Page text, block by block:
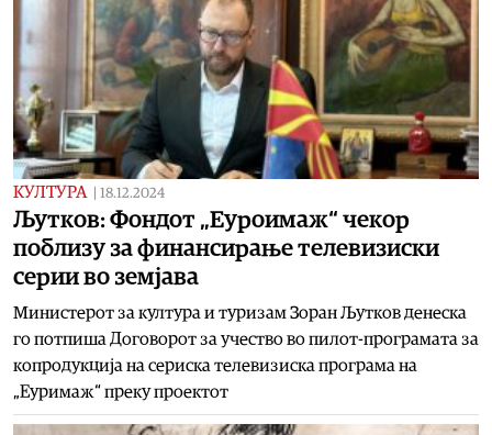
КУЛТУРА 18.12.2024
Љутков: Фондот „Еуроимаж“ чекор
поблизу за финансирање телевизиски
серии во земјава
Министерот за култура и туризам Зоран Љутков денеска
го потпиша Договорот за учество во пилот-програмата за
копродукција на сериска телевизиска програма на
„Еуримаж“ преку проектот